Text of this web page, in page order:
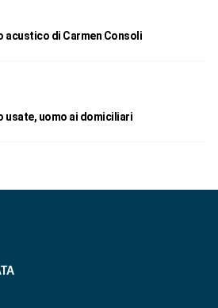
acustico di Carmen Consoli
usate, uomo ai domiciliari